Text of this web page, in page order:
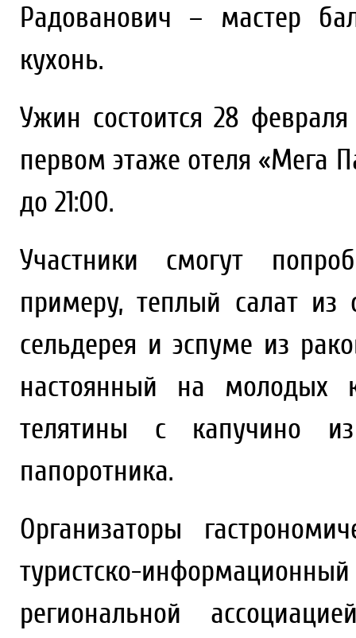
Радованович – мастер
кухонь.
Ужин состоится 28
первом этаже отеля «Мега
до 21:00.
Участники смогут
примеру, теплый салат
сельдерея и эспуме из
настоянный на молодых
телятины с капучино
папоротника.
Организаторы
туристско-
региональной